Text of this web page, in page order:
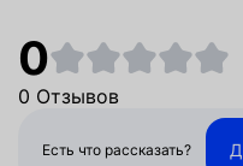
0
0 Отзывов
Есть что рассказать?